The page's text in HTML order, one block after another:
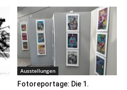
Ausstellungen
Fotoreportage: Die 1.